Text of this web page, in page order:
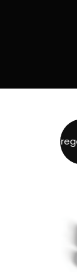
& Gregory